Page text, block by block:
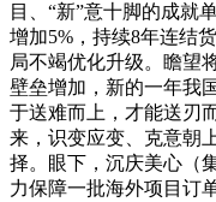
目、“新”意十脚的成就
增加5%，持续8年连结
局不竭优化升级。瞻望
壁垒增加，新的一年我
于送难而上，才能送刃
来，识变应变、克意朝
择。眼下，沉庆美心（
力保障一批海外项目订